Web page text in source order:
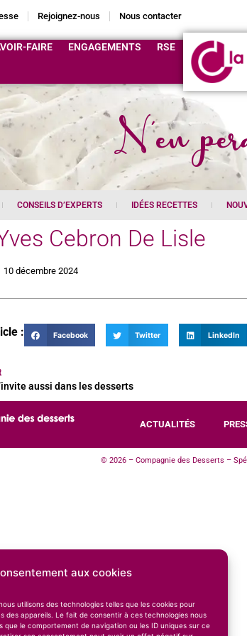
aux cookies
utilisons des technologies telles que les cookies pour
des appareils. Le fait de consentir à ces technologies nous
le comportement de navigation ou les ID uniques sur ce
Rejoignez-nous Nous contacter
FAIRE ENGAGEMENTS RSE
N'en
CONSEILS D’EXPERTS IDÉES RECETTES
Cebron De Lisle
10 décembre 2024
: Facebook Twitter LinkedIn
aussi dans les desserts
ACTUALITÉS
© 2026 – Compagnie des Desserts –